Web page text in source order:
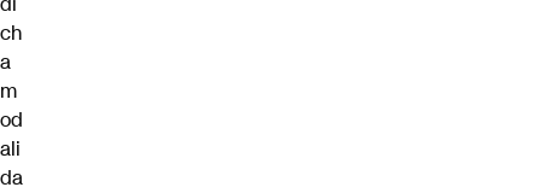
ch
a
m
od
ali
da